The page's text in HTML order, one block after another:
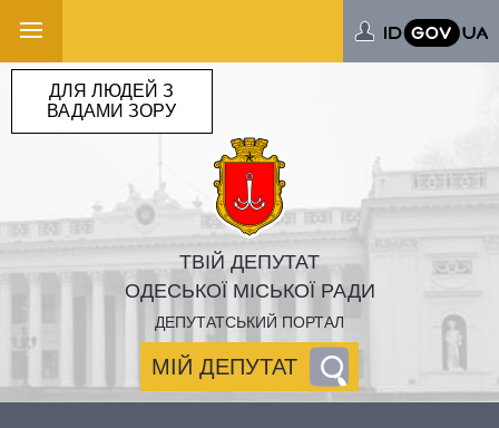
ТВІЙ ДЕПУТАТ
ОДЕСЬКОЇ МІСЬКОЇ РАДИ
ДЕПУТАТСЬКИЙ ПОРТАЛ
МІЙ ДЕПУТАТ
ДЛЯ ЛЮДЕЙ З
ВАДАМИ ЗОРУ